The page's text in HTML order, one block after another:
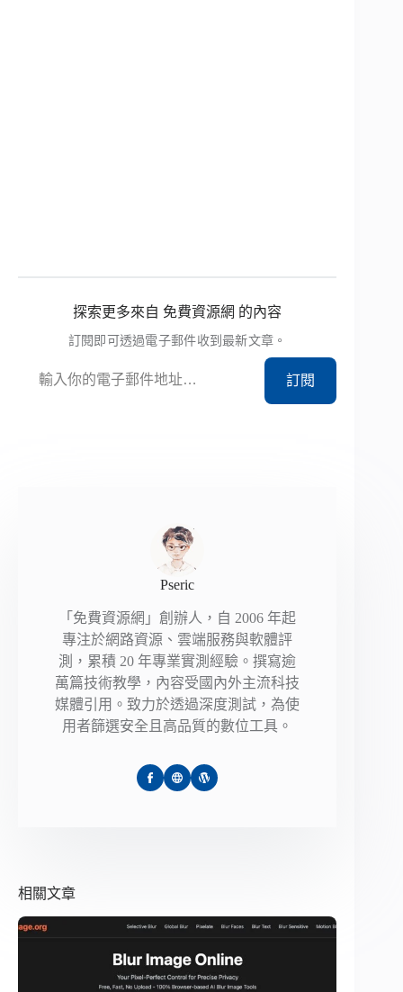
探索更多來自 免費資源網 的內容
訂閱即可透過電子郵件收到最新文章。
訂閱
Pseric
「免費資源網」創辦人，自 2006 年起
專注於網路資源、雲端服務與軟體評
測，累積 20 年專業實測經驗。撰寫逾
萬篇技術教學，內容受國內外主流科技
媒體引用。致力於透過深度測試，為使
用者篩選安全且高品質的數位工具。
相關文章